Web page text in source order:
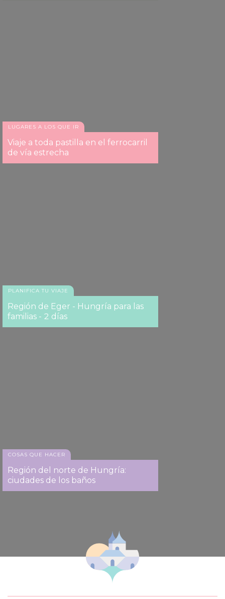
LUGARES A LOS QUE IR
Viaje a toda pastilla en el ferrocarril
de vía estrecha
PLANIFICA TU VIAJE
Región de Eger - Hungría para las
familias - 2 días
COSAS QUE HACER
Región del norte de Hungría:
ciudades de los baños